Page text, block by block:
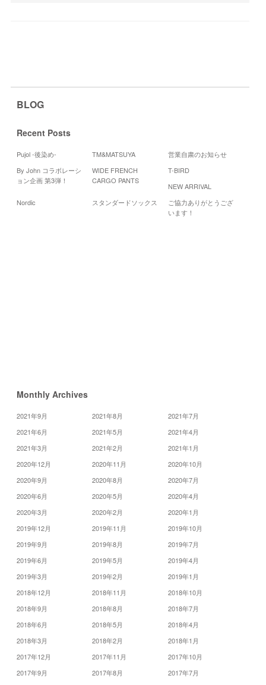
BLOG
Recent Posts
Pujol -後染め- TM&MATSUYA
営業自粛のお知らせ
By John コラボレーシ
ョン企画 第3弾！
WIDE FRENCH
CARGO PANTS
T-BIRD
NEW ARRIVAL
Nordic
スタンダードソックス
ご協力ありがとうござ
います！
Monthly Archives
2021年9月 2021年8月
2021年7月
2021年6月
2021年5月
2021年4月
2021年3月
2021年2月
2021年1月
2020年12月
2020年11月
2020年10月
2020年9月
2020年8月
2020年7月
2020年6月
2020年5月
2020年4月
2020年3月
2020年2月
2020年1月
2019年12月
2019年11月
2019年10月
2019年9月
2019年8月
2019年7月
2019年6月
2019年5月
2019年4月
2019年3月
2019年2月
2019年1月
2018年12月
2018年11月
2018年10月
2018年9月
2018年8月
2018年7月
2018年6月
2018年5月
2018年4月
2018年3月
2018年2月
2018年1月
2017年12月
2017年11月
2017年10月
2017年9月
2017年8月
2017年7月